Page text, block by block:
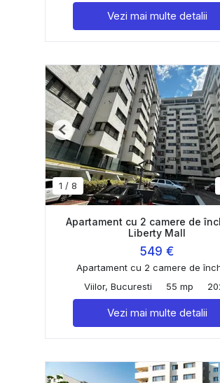
Vezi mai multe detalii
1 / 8
Previous
Apartament cu 2 camere de
Liberty Mall
549 €
Apartament cu 2 camere de
Viilor, Bucuresti
55 mp
Vezi mai multe detalii